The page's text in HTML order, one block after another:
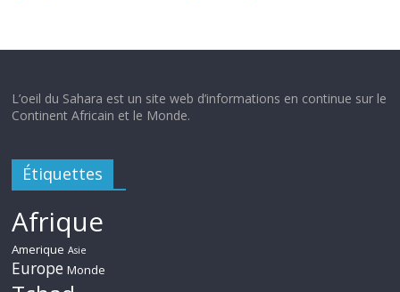
L’oeil du Sahara est un site web d’informations en continue sur le
Continent Africain et le Monde.
Étiquettes
Afrique
Amerique Asie
Europe Monde